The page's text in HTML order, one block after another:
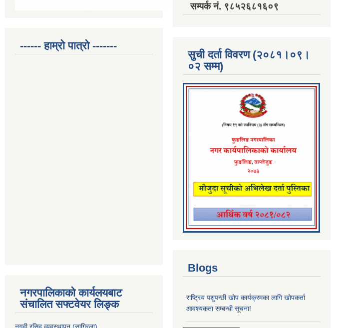
------ हाम्रो पात्रो -------
नगरपालिकाको कार्यलयबाट
संचालित सफ्टवेयर लिङ्क
सम्पर्क नं. ९८५२६८१६०९
सुची दर्ता विवरण (२०८१।०९।
०२ सम्म)
Blogs
राष्ट्रिय पशुपन्छी खोप कार्यक्रमका लागि खोपकर्ता
आवश्यकता सम्बन्धी सूचना!